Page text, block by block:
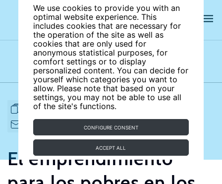
We use cookies to provide you with an
optimal website experience. This
includes cookies that are necessary for
the operation of the site as well as
cookies that are only used for
anonymous statistical purposes, for
comfort settings or to display
personalized content. You can decide for
yourself which categories you want to
allow. Please note that based on your
settings, you may not be able to use all
of the site's functions.
CONFIGURE CONSENT
ACCEPT ALL
Subject areas Authors
FULL ARTICLE PRINT
DOWNLOAD
El emprendimiento